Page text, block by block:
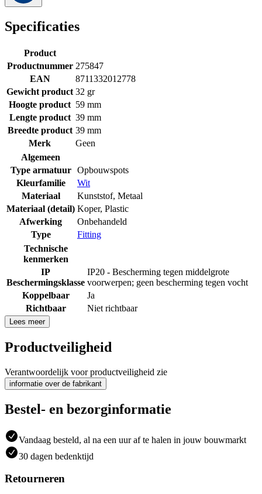
Specificaties
Product
Productnummer 275847
EAN
8711332012778
Gewicht product 32 gr
Hoogte product 59 mm
Lengte product 39 mm
Breedte product 39 mm
Merk
Geen
Algemeen
Type armatuur
Opbouwspots
Kleurfamilie
Wit
Materiaal
Kunststof, Metaal
Materiaal (detail) Koper, Plastic
Afwerking
Onbehandeld
Type
Fitting
Technische
kenmerken
IP
Beschermingsklasse
IP20 - Bescherming tegen middelgrote
voorwerpen; geen bescherming tegen vocht
Koppelbaar
Ja
Richtbaar
Niet richtbaar
Lees meer
Productveiligheid
Verantwoordelijk voor productveiligheid zie
informatie over de fabrikant
Bestel- en bezorginformatie
Vandaag besteld, al na een uur af te halen in jouw bouwmarkt
30 dagen bedenktijd
Retourneren